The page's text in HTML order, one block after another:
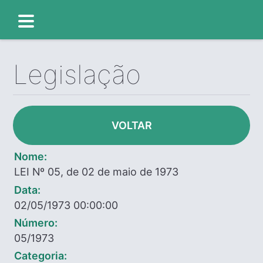
Legislação
VOLTAR
Nome:
LEI Nº 05, de 02 de maio de 1973
Data:
02/05/1973 00:00:00
Número:
05/1973
Categoria: